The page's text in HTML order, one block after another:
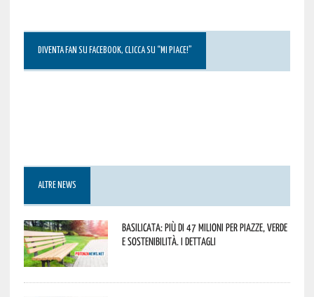
DIVENTA FAN SU FACEBOOK, CLICCA SU “MI PIACE!”
ALTRE NEWS
Basilicata: più di 47 milioni per piazze, verde
e sostenibilità. I dettagli